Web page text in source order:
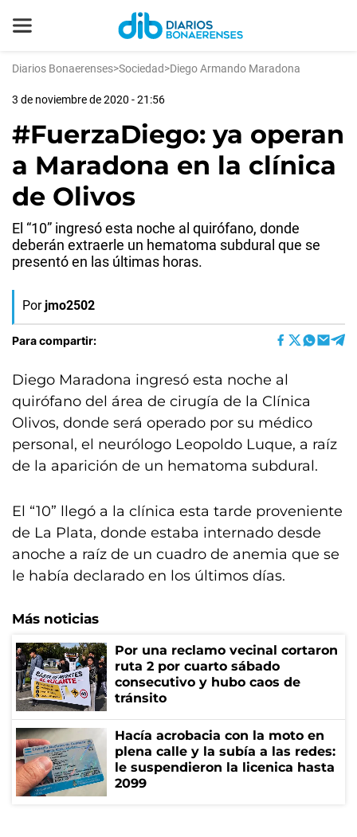
Diarios Bonaerenses>Sociedad>Diego Armando Maradona
3 de noviembre de 2020 - 21:56
#FuerzaDiego: ya operan
a Maradona en la clínica
de Olivos
El “10” ingresó esta noche al quirófano, donde
deberán extraerle un hematoma subdural que se
presentó en las últimas horas.
Por jmo2502
Para compartir:
Diego Maradona ingresó esta noche al
quirófano del área de cirugía de la Clínica
Olivos, donde será operado por su médico
personal, el neurólogo Leopoldo Luque, a raíz
de la aparición de un hematoma subdural.
El “10” llegó a la clínica esta tarde proveniente
de La Plata, donde estaba internado desde
anoche a raíz de un cuadro de anemia que se
le había declarado en los últimos días.
Más noticias
Por una reclamo vecinal cortaron
ruta 2 por cuarto sábado
consecutivo y hubo caos de
tránsito
Hacía acrobacia con la moto en
plena calle y la subía a las redes:
le suspendieron la licenica hasta
2099